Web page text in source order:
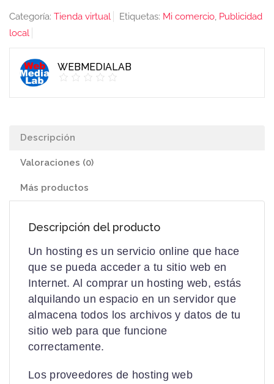
cantidad
Categoría: Tienda virtual Etiquetas: Mi comercio, Publicidad
local
WEBMEDIALAB
Descripción
Valoraciones (0)
Más productos
Descripción del producto
Un hosting es un servicio online que hace
que se pueda acceder a tu sitio web en
Internet. Al comprar un hosting web, estás
alquilando un espacio en un servidor que
almacena todos los archivos y datos de tu
sitio web para que funcione
correctamente.
Los proveedores de hosting web